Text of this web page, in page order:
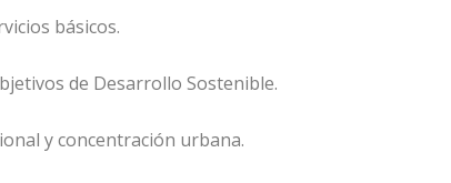
básicos.
de Desarrollo Sostenible.
y concentración urbana.